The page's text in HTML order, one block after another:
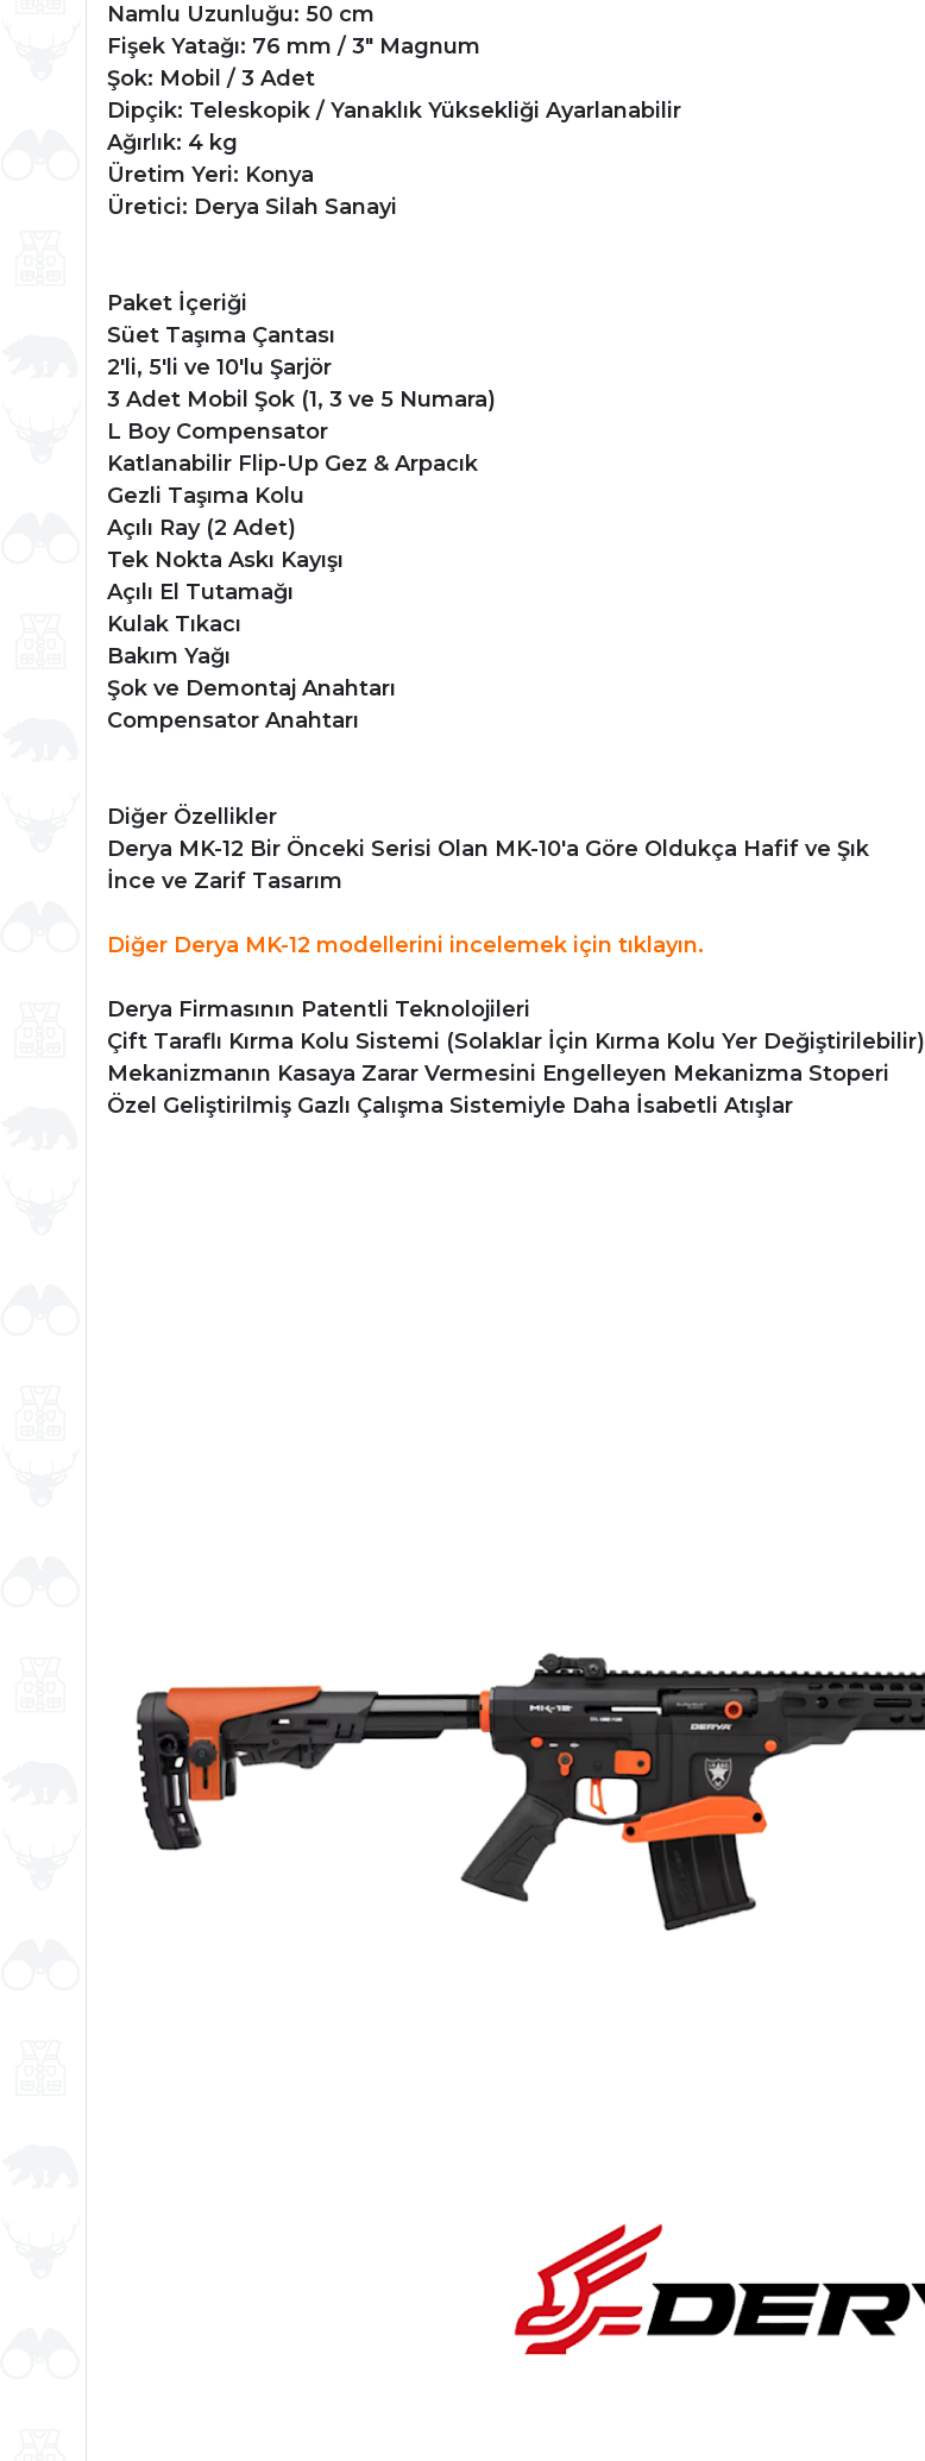
Namlu Uzunluğu: 50 cm
Fişek Yatağı: 76 mm / 3" Magnum
Şok: Mobil / 3 Adet
Dipçik: Teleskopik / Yanaklık Yüksekliği Ayarlanabilir
Ağırlık: 4 kg
Üretim Yeri: Konya
Üretici: Derya Silah Sanayi
Paket İçeriği
Süet Taşıma Çantası
2'li, 5'li ve 10'lu Şarjör
3 Adet Mobil Şok (1, 3 ve 5 Numara)
L Boy Compensator
Katlanabilir Flip-Up Gez & Arpacık
Gezli Taşıma Kolu
Açılı Ray (2 Adet)
Tek Nokta Askı Kayışı
Açılı El Tutamağı
Kulak Tıkacı
Bakım Yağı
Şok ve Demontaj Anahtarı
Compensator Anahtarı
Diğer Özellikler
Derya MK-12 Bir Önceki Serisi Olan MK-10'a Göre Oldukça Hafif ve Şık
İnce ve Zarif Tasarım
Diğer Derya MK-12 modellerini incelemek için tıklayın.
Derya Firmasının Patentli Teknolojileri
Çift Taraflı Kırma Kolu Sistemi (Solaklar İçin Kırma Kolu Yer Değiştirilebilir)
Mekanizmanın Kasaya Zarar Vermesini Engelleyen Mekanizma Stoperi
Özel Geliştirilmiş Gazlı Çalışma Sistemiyle Daha İsabetli Atışlar